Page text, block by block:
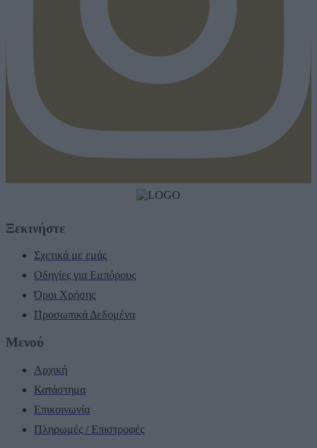
Ξεκινήστε
Σχετικά με εμάς
Οδηγίες για Εμπόρους
Όροι Χρήσης
Προσωπικά Δεδομένα
Μενού
Αρχική
Κατάστημα
Επικοινωνία
Πληρωμές / Επιστροφές